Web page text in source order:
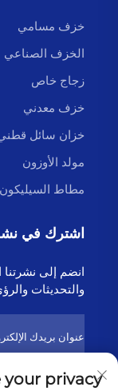
خزف مسامي
الخزف الصناعي
زجاج خاص
خزف معدني
خزان سائل
مولد الأوزون
مطاط السيليكون
اشترك في
انضم إلى نشرتنا
والتحديثات
your privacy